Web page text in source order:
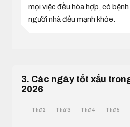
mọi việc đều hòa hợp, có bệnh
người nhà đều mạnh khỏe.
3. Các ngày tốt xấu
2026
Thứ 2 Thứ 3 Thứ 4 Thứ 5